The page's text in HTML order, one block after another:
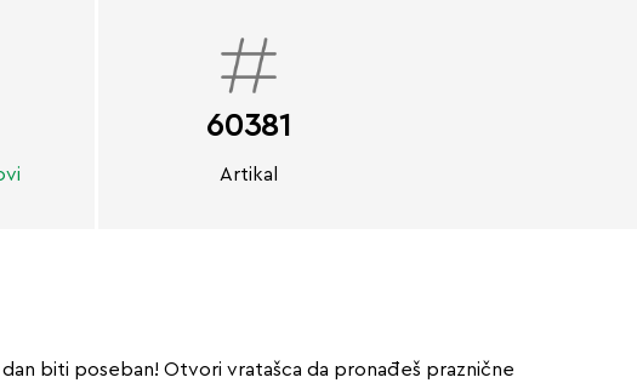
60381
Artikal
biti poseban! Otvori vratašca da pronađeš praznične